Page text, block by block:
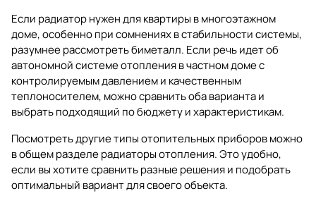
Если радиатор нужен для квартиры в многоэтажном
доме, особенно при сомнениях в стабильности системы,
разумнее рассмотреть биметалл. Если речь идет об
автономной системе отопления в частном доме с
контролируемым давлением и качественным
теплоносителем, можно сравнить оба варианта и
выбрать подходящий по бюджету и характеристикам.
Посмотреть другие типы отопительных приборов можно
в общем разделерадиаторы отопления. Это удобно,
если вы хотите сравнить разные решения и подобрать
оптимальный вариант для своего объекта.